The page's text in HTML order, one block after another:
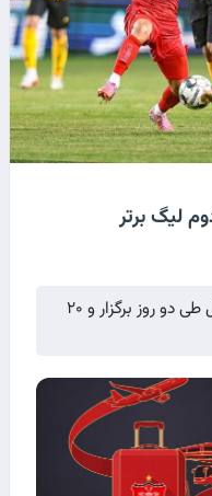
هفته دوم مسابقات لیگ برتر فوتبال طی دو روز برگزار و ۲۰